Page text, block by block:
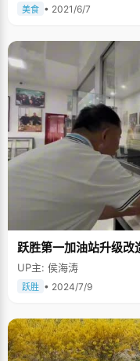
美食 • 2021/6/7
跃胜第一加油站升级
UP主: 侯海涛
跃胜 • 2024/7/9